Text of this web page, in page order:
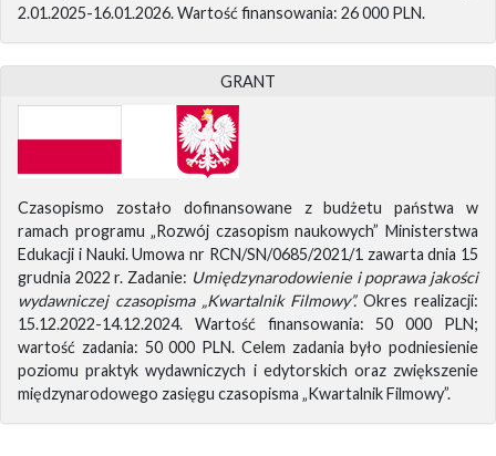
2.01.2025-16.01.2026. Wartość finansowania: 26 000 PLN.
GRANT
Czasopismo zostało dofinansowane z budżetu państwa w
ramach programu „Rozwój czasopism naukowych” Ministerstwa
Edukacji i Nauki. Umowa nr RCN/SN/0685/2021/1 zawarta dnia 15
grudnia 2022 r. Zadanie: Umiędzynarodowienie i poprawa jakości
wydawniczej czasopisma „Kwartalnik Filmowy”.Okres realizacji:
15.12.2022-14.12.2024. Wartość finansowania: 50 000 PLN;
wartość zadania: 50 000 PLN. Celem zadania było podniesienie
poziomu praktyk wydawniczych i edytorskich oraz zwiększenie
międzynarodowego zasięgu czasopisma „Kwartalnik Filmowy”.